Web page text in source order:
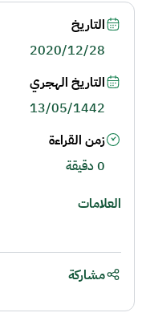
التاريخ
2020/12/28
التاريخ الهجري
13/05/1442
زمن القراءة
0 دقيقة
العلامات
مشاركة